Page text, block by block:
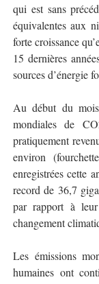
qui est sans
équivalentes aux
forte croissance
15 dernières
sources d’énergie
Au début du
mondiales de
pratiquement
environ
enregistrées cette
record de 36,7
par rapport à
changement
Les émissions
humaines ont